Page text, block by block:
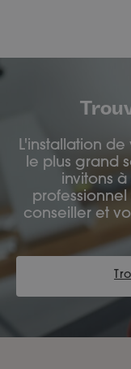
L'installation
le plus grand
invitons
conseiller et